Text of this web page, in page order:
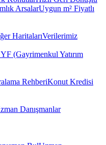
ArsalarUygun m² Fiyatlı
HaritalarıVerilerimiz
(Gayrimenkul Yatırım
RehberiKonut Kredisi
Danışmanlar